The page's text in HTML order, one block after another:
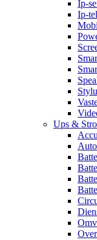
Ip-
Ip-
Ups &